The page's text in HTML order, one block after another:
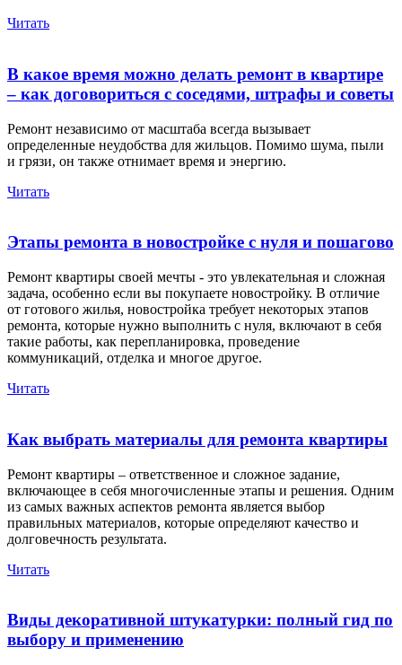
Читать
В какое время можно делать ремонт в квартире
– как договориться с соседями, штрафы и советы
Ремонт независимо от масштаба всегда вызывает
определенные неудобства для жильцов. Помимо шума, пыли
и грязи, он также отнимает время и энергию.
Читать
Этапы ремонта в новостройке с нуля и пошагово
Ремонт квартиры своей мечты - это увлекательная и сложная
задача, особенно если вы покупаете новостройку. В отличие
от готового жилья, новостройка требует некоторых этапов
ремонта, которые нужно выполнить с нуля, включают в себя
такие работы, как перепланировка, проведение
коммуникаций, отделка и многое другое.
Читать
Как выбрать материалы для ремонта квартиры
Ремонт квартиры – ответственное и сложное задание,
включающее в себя многочисленные этапы и решения. Одним
из самых важных аспектов ремонта является выбор
правильных материалов, которые определяют качество и
долговечность результата.
Читать
Виды декоративной штукатурки: полный гид по
выбору и применению